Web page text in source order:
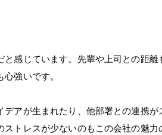
感じています。先輩や上司との距
強いです。
アが生まれたり、他部署との連携
トレスが少ないのもこの会社の魅力